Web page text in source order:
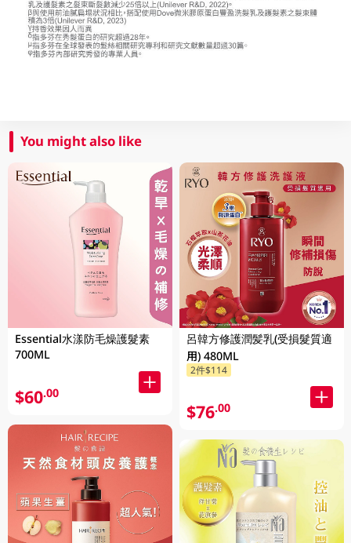
You might also like
Essential水漾防毛燥護髮素
700ML
$60.00
呂韓方修護潤髪乳(受損髮質適
用) 480ML
2件$114
$76.00